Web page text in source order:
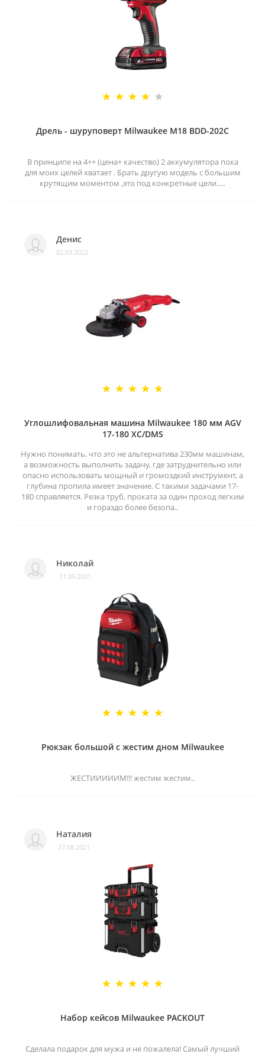
Дрель - шуруповерт Milwaukee M18 BDD-202C
В принципе на 4++ (цена+ качество) 2 аккумулятора пока
для моих целей хватает . Брать другую модель с большим
крутящим моментом ,это под конкретные цели.....
Денис
02.03.2022
Углошлифовальная машина Milwaukee 180 мм AGV
17-180 XC/DMS
Нужно понимать, что это не альтернатива 230мм машинам,
а возможность выполнить задачу, где затруднительно или
опасно использовать мощный и громоздкий инструмент, а
глубина пропила имеет значение. С такими задачами 17-
180 справляется. Резка труб, проката за один проход легким
и гораздо более безопа..
Николай
11.09.2021
Рюкзак большой с жестим дном Milwaukee
ЖЕСТИИИИИМ!!! жестим жестим..
Наталия
27.08.2021
Набор кейсов Milwaukee PACKOUT
Сделала подарок для мужа и не пожалела! Самый лучший